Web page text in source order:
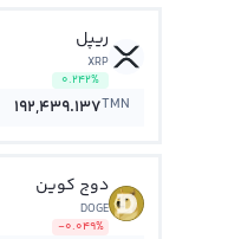
ریپل
XRP
0.242%
192,439.137TMN
دوج کوین
DOGE
-0.049%